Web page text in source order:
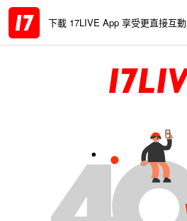
下載 17LIVE App 享受更直接互動